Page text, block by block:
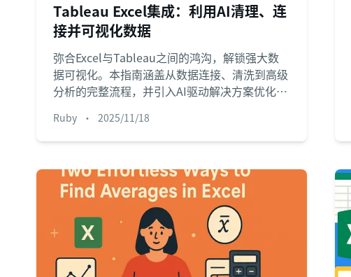
Tableau Excel集成：利用AI清理、连
接并可视化数据
弥合Excel与Tableau之间的鸿沟，解锁强大数
据可视化。本指南涵盖从数据连接、清洗到高级
分析的完整流程，并引入AI驱动解决方案优化工
Ruby • 2025/11/18